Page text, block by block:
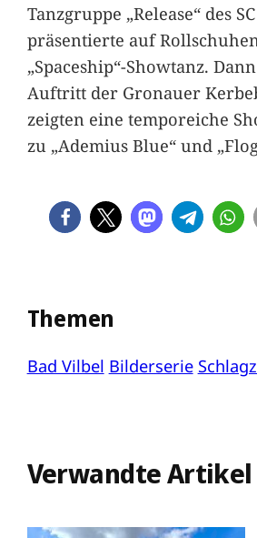
Tanzgruppe „Release“ des
präsentierte auf
„Spaceship“-Showtanz.
Auftritt der Gronauer
zeigten eine temporeiche
zu „Ademius Blue“ und
Themen
Bad Vilbel Bilderserie
Verwandte Artikel